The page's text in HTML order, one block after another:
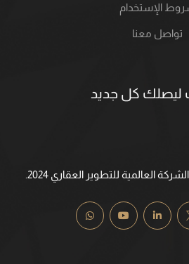
الإستخدام
تواصل معنا
ليصلك كل جديد
العالمية للتطوير العقاري 2024.